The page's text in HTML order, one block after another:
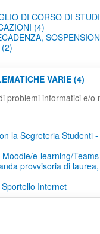
DI CORSO DI
(4)
VARIE (4)
problemi informatici e/o
la Segreteria Studenti
e-learning/Teams
provvisoria di
Internet